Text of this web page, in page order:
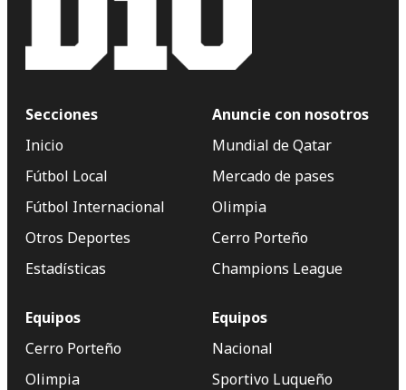
Secciones
Inicio
Fútbol Local
Fútbol Internacional
Otros Deportes
Estadísticas
Anuncie con nosotros
Mundial de Qatar
Mercado de pases
Olimpia
Cerro Porteño
Champions League
Equipos
Cerro Porteño
Olimpia
Equipos
Nacional
Sportivo Luqueño